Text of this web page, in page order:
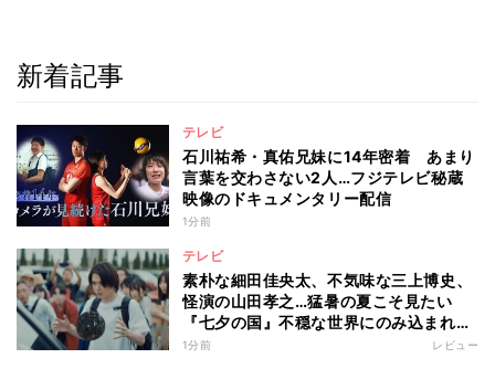
新着記事
テレビ
石川祐希・真佑兄妹に14年密着 あまり
言葉を交わさない2人…フジテレビ秘蔵
映像のドキュメンタリー配信
1分前
テレビ
素朴な細田佳央太、不気味な三上博史、
怪演の山田孝之…猛暑の夏こそ見たい
『七夕の国』不穏な世界にのみ込まれる
超常ミステリー
1分前 レビュー